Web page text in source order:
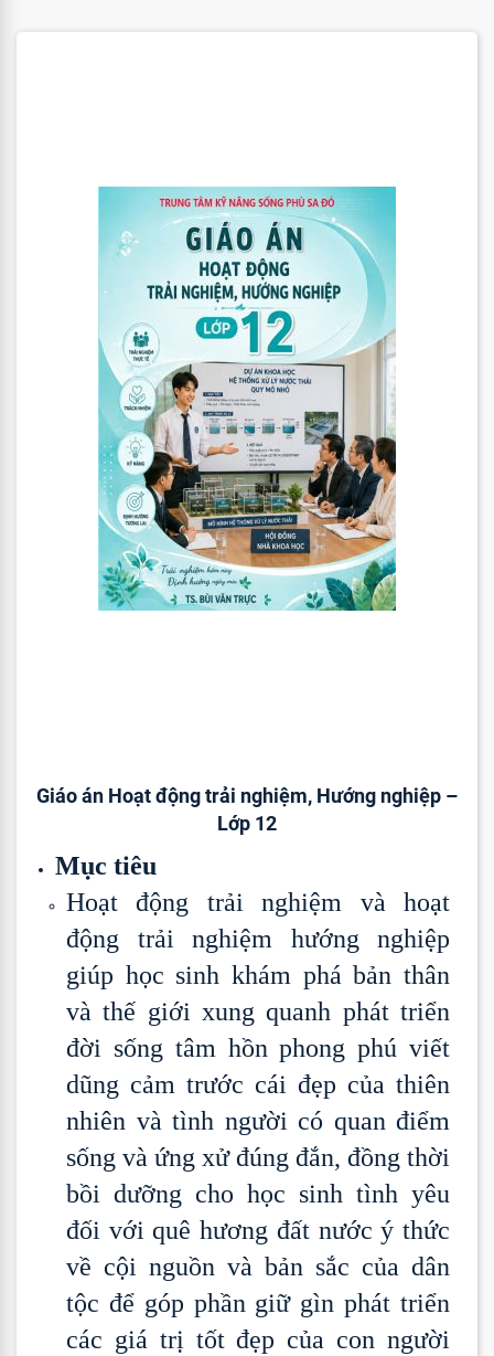
Giáo án Hoạt động trải nghiệm, Hướng nghiệp –
Lớp 12
Mục tiêu
Hoạt động trải nghiệm và hoạt
động trải nghiệm hướng nghiệp
giúp học sinh khám phá bản thân
và thế giới xung quanh phát triển
đời sống tâm hồn phong phú viết
dũng cảm trước cái đẹp của thiên
nhiên và tình người có quan điểm
sống và ứng xử đúng đắn, đồng thời
bồi dưỡng cho học sinh tình yêu
đối với quê hương đất nước ý thức
về cội nguồn và bản sắc của dân
tộc để góp phần giữ gìn phát triển
các giá trị tốt đẹp của con người